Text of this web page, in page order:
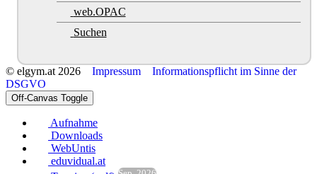
web.OPAC
Suchen
© elgym.at 2026 Impressum
Informationspflicht im Sinne der
DSGVO
Off-Canvas Toggle
Aufnahme
Downloads
WebUntis
eduvidual.at